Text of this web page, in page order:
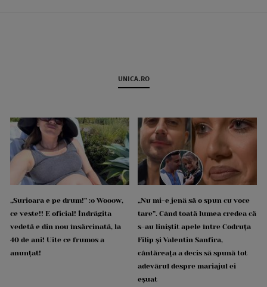
UNICA.RO
„Surioara e pe drum!” :o Wooow,
ce veste!! E oficial! Îndrăgita
vedetă e din nou însărcinată, la
40 de ani! Uite ce frumos a
anunțat!
„Nu mi-e jenă să o spun cu voce
tare”. Când toată lumea credea că
s-au liniștit apele între Codruța
Filip și Valentin Sanfira,
cântăreața a decis să spună tot
adevărul despre mariajul ei
eșuat